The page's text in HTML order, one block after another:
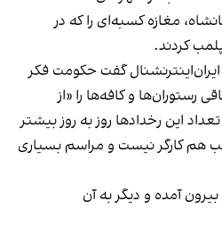
مغازه کسبه‌ای را که در
کردند.
گفت حکومت فکر
رستوران‌ها و کافه‌ها را «از
تعداد این رخدادها روز به روز بیشتر
هم کارگر نیست و مراسم بسیاری
آمده و دیگر به آن